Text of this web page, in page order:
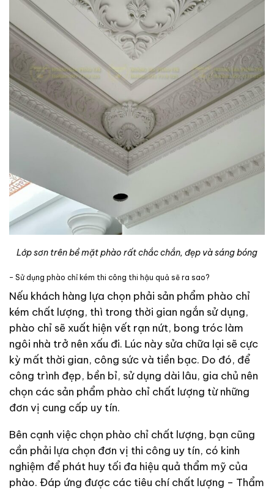
Lớp sơn trên bề mặt phào rất chắc chắn, đẹp và sáng bóng
– Sử dụng phào chỉ kém thi công thi hậu quả sẽ ra sao?
Nếu khách hàng lựa chọn phải sản phẩm phào chỉ
kém chất lượng, thì trong thời gian ngắn sử dụng,
phào chỉ sẽ xuất hiện vết rạn nứt, bong tróc làm
ngôi nhà trở nên xấu đi. Lúc này sửa chữa lại sẽ cực
kỳ mất thời gian, công sức và tiền bạc. Do đó, để
công trình đẹp, bền bỉ, sử dụng dài lâu, gia chủ nên
chọn các sản phẩm phào chỉ chất lượng từ những
đơn vị cung cấp uy tín.
Bên cạnh việc chọn phào chỉ chất lượng, bạn cũng
cần phải lựa chọn đơn vị thi công uy tín, có kinh
nghiệm để phát huy tối đa hiệu quả thẩm mỹ của
phào. Đáp ứng được các tiêu chí chất lượng – Thẩm